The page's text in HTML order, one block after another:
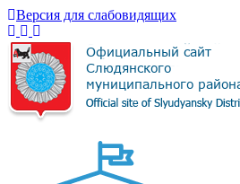
Версия для слабовидящих